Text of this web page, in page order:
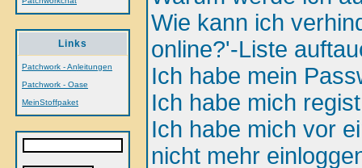
Links
Patchwork - Anleitungen
Patchwork - Oase
MeinStoffpaket
Wie kann ich
online?'-Liste
Ich habe mein
Ich habe mich
Ich habe mich vor
nicht mehr